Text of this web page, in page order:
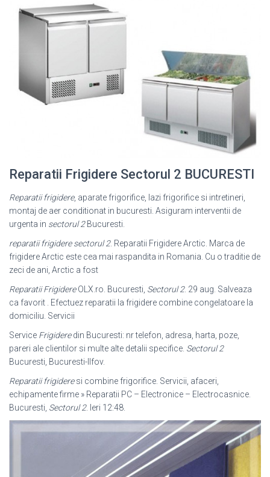
Reparatii Frigidere Sectorul 2 BUCURESTI
Reparatii frigidere, aparate frigorifice, lazi frigorifice si intretineri,
montaj de aer conditionat in bucuresti. Asiguram interventii de
urgenta in sectorul 2Bucuresti.
reparatii frigidere sectorul 2. Reparatii Frigidere Arctic. Marca de
frigidere Arctic este cea mai raspandita in Romania. Cu o traditie de
zeci de ani, Arctic a fost
Reparatii FrigidereOLX.ro. Bucuresti, Sectorul 2. 29 aug. Salveaza
ca favorit . Efectuez reparatii la frigidere combine congelatoare la
domiciliu. Servicii
Service Frigideredin Bucuresti: nr telefon, adresa, harta, poze,
pareri ale clientilor si multe alte detalii specifice. Sectorul 2
Bucuresti, Bucuresti-Ilfov.
Reparatii frigideresi combine frigorifice. Servicii, afaceri,
echipamente firme » Reparatii PC – Electronice – Electrocasnice.
Bucuresti, Sectorul 2. Ieri 12:48.